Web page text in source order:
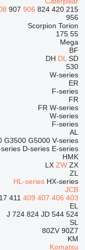
215
420
824
906
907
956
Scorpion Torion
55
175
Mega
BF
DH DL SD
530
W-series
ER
F-series
FR
FR W-series
W-series
F-series
AL
G3500 G5000 V-series
D-series E-series
HMK
LX ZW ZX
ZL
HL-series HX-series
JCB
403
406
407
409
411
EL
524
544 J
724 824 JD
SL
80ZV 90Z7
KM
Komatsu